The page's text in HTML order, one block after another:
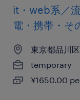
it・web系／
電・携帯・そ
東京都品川
temporary
¥1650.00